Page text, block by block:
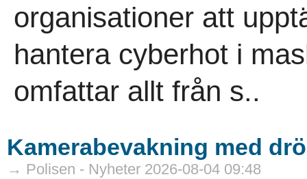
organisationer att
hantera cyberhot i
omfattar allt från s..
Kamerabevakning med
→ Polisen - Nyheter 2026-08-04 09:48